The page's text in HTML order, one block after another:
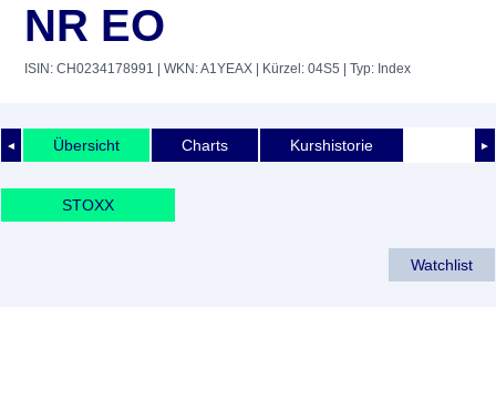
NR EO
ISIN: CH0234178991 | WKN: A1YEAX | Kürzel: 04S5 | Typ: Index
◄ ►
Übersicht Charts Kurshistorie
STOXX
Watchlist